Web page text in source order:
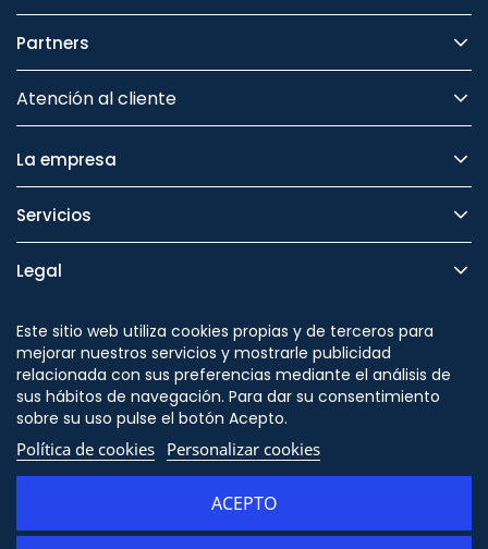
Partners
Atención al cliente
La empresa
Servicios
Legal
Seguridad
Este sitio web utiliza cookies propias y de terceros para
mejorar nuestros servicios y mostrarle publicidad
relacionada con sus preferencias mediante el análisis de
sus hábitos de navegación. Para dar su consentimiento
sobre su uso pulse el botón Acepto.
Política de cookies Personalizar cookies
ACEPTO
Síguenos en